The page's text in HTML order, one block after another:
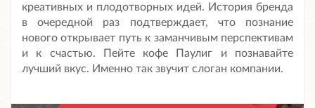
креативных и плодотворных идей. История бренда
в очередной раз подтверждает, что познание
нового открывает путь к заманчивым перспективам
и к счастью. Пейте кофе Паулиг и познавайте
лучший вкус. Именно так звучит слоган компании.